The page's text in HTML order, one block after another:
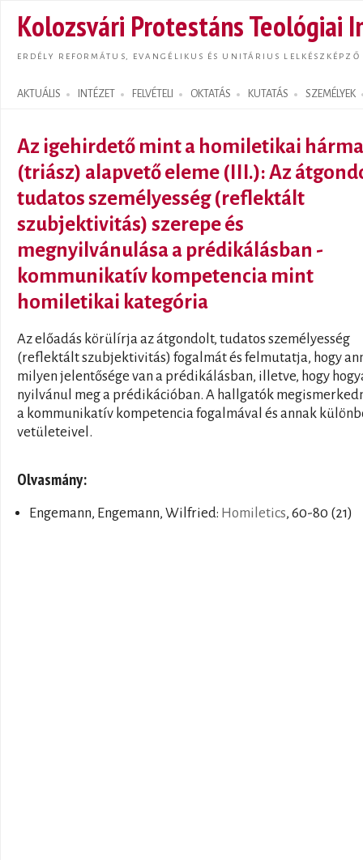
Kolozsvári Protestáns Teológiai
ERDÉLY REFORMÁTUS, EVANGÉLIKUS ÉS UNITÁRIUS LELKÉSZKÉPZŐ
AKTUÁLIS INTÉZET FELVÉTELI OKTATÁS KUTATÁS SZEMÉLYEK
Search form
Az igehirdető mint a homiletikai
(triász) alapvető eleme (III.): Az
tudatos személyesség (reflektált
szubjektivitás) szerepe és
megnyilvánulása a prédikálásban -
kommunikatív kompetencia mint
homiletikai kategória
Az előadás körülírja az átgondolt, tudatos személyesség
(reflektált szubjektivitás) fogalmát és felmutatja, hogy
milyen jelentősége van a prédikálásban, illetve, hogy
nyilvánul meg a prédikációban. A hallgatók
a kommunikatív kompetencia fogalmával és annak
vetületeivel.
Olvasmány:
Engemann, Engemann, Wilfried: Homiletics, 60-80 (21)